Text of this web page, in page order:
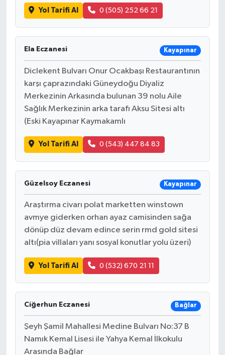
Yol Tarifi Al 0 (505) 252 66 21
Ela Eczanesi Kayapınar
Diclekent Bulvarı Onur Ocakbaşı Restaurantının
karşı çaprazındaki Güneydoğu Diyaliz
Merkezinin Arkasında bulunan 39 nolu Aile
Sağlık Merkezinin arka tarafı Aksu Sitesi altı
(Eski Kayapınar Kaymakamlı
Yol Tarifi Al 0 (543) 447 84 83
Güzelsoy Eczanesi Kayapınar
Araştırma civarı polat marketten winstown
avmye giderken orhan ayaz camisinden sağa
dönüp düz devam edince serin rmd gold sitesi
altı(pia villaları yanı sosyal konutlar yolu üzeri)
Yol Tarifi Al 0 (532) 670 21 11
Ciğerhun Eczanesi Bağlar
Şeyh Şamil Mahallesi Medine Bulvarı No:37 B
Namık Kemal Lisesi ile Yahya Kemal İlkokulu
Arasında Bağlar